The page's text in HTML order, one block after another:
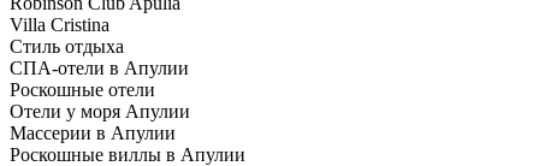
Villa Cristina
Стиль отдыха
СПА-отели в Апулии
Роскошные отели
Отели у моря Апулии
Массерии в Апулии
Роскошные виллы в Апулии